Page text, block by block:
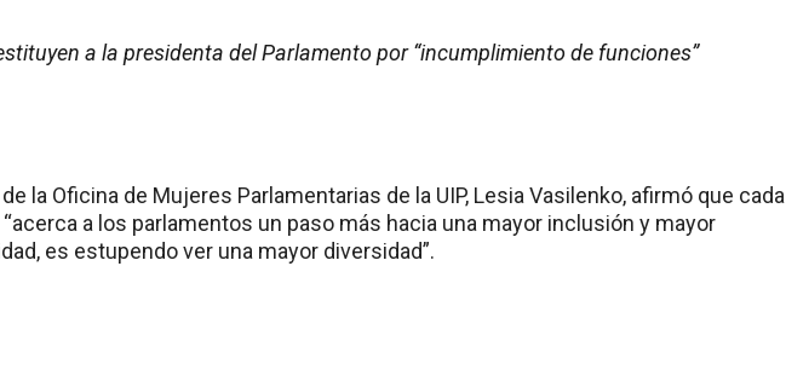
a la presidenta del Parlamento por “incumplimiento de funciones”
la Oficina de Mujeres Parlamentarias de la UIP, Lesia Vasilenko, afirmó que cada
a los parlamentos un paso más hacia una mayor inclusión y mayor
es estupendo ver una mayor diversidad”.